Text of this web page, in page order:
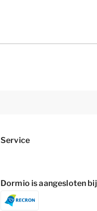
Service
Dormio is aangesloten bij